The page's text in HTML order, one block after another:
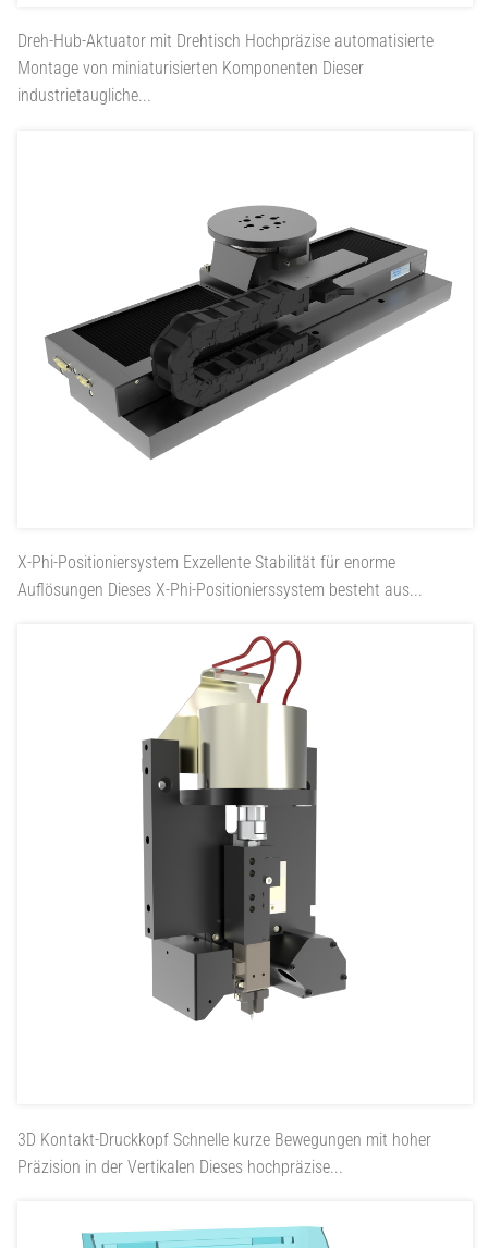
Dreh-Hub-Aktuator mit Drehtisch Hochpräzise automatisierte
Montage von miniaturisierten Komponenten Dieser
industrietaugliche...
X-Phi-Positioniersystem Exzellente Stabilität für enorme
Auflösungen Dieses X-Phi-Positionierssystem besteht aus...
3D Kontakt-Druckkopf Schnelle kurze Bewegungen mit hoher
Präzision in der Vertikalen Dieses hochpräzise...